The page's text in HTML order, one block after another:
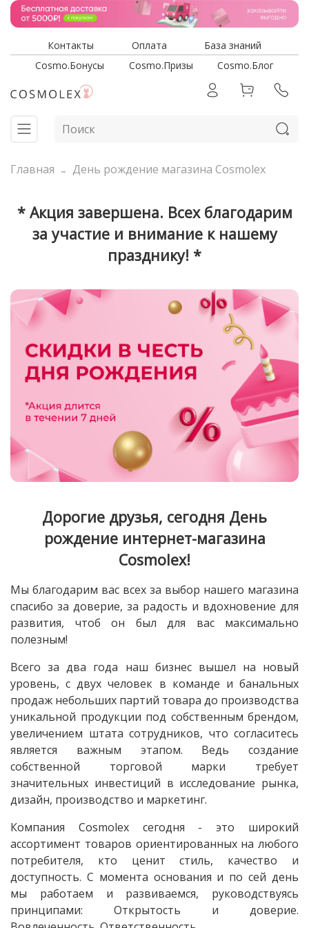
Контакты Оплата
База знаний
Cosmo.Бонусы
Cosmo.Призы Cosmo.Блог
Главная День рождение магазина Cosmolex
* Акция завершена. Всех благодарим
за участие и внимание к нашему
празднику! *
Дорогие друзья, сегодня День
рождение интернет-магазина
Cosmolex!
Мы благодарим вас всех за выбор нашего магазина
спасибо за доверие, за радость и вдохновение для
развития, чтоб он был для вас максимально
полезным!
Всего за два года наш бизнес вышел на новый
уровень, с двух человек в команде и банальных
продаж небольших партий товара до производства
уникальной продукции под собственным брендом,
увеличением штата сотрудников, что согласитесь
является важным этапом. Ведь создание
собственной торговой марки требует
значительных инвестиций в исследование рынка,
дизайн, производство и маркетинг.
Компания Cosmolex сегодня - это широкий
ассортимент товаров ориентированных на любого
потребителя, кто ценит стиль, качество и
доступность. С момента основания и по сей день
мы работаем и развиваемся, руководствуясь
принципами: Открытость и доверие.